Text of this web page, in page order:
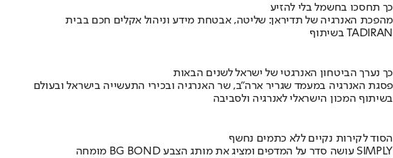
כך תחסכו בחשמל בלי להזיע
מהפכת האנרגיה של תדיראן: שליטה, אבטחת מידע וניהול אקלים חכם בבית
בשיתוף TADIRAN
כך נערך הביטחון האנרגטי של ישראל לשנים הבאות
פסגת האנרגיה במעמד שגריר ארה"ב, שר האנרגיה ובכירי התעשייה בישראל ובעולם
בשיתוף המכון הישראלי לאנרגיה ולסביבה
הסוד לקירות נקיים ללא כתמים נחשף
מומחה BG BOND עושה סדר על המדפים ומציג את מותג הצבע SIMPLY